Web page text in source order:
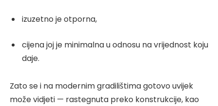
izuzetno je otporna,
cijena joj je minimalna u odnosu na vrijednost koju
daje.
Zato se i na modernim gradilištima gotovo uvijek
može vidjeti — rastegnuta preko konstrukcije, kao